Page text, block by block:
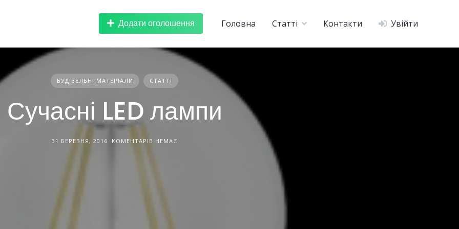
Головна Статті Контакти Увійти
Додати оголошення
БУДІВЕЛЬНІ МАТЕРІАЛИ СТАТТІ
Сучасні LED лампи
31 БЕРЕЗНЯ, 2016 КОМЕНТАРІВ НЕМАЄ